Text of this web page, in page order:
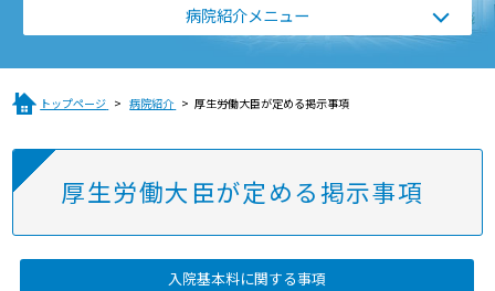
病院紹介メニュー
トップページ 病院紹介 厚生労働大臣が定める掲示事項
厚生労働大臣が定める掲示事項
入院基本料に関する事項